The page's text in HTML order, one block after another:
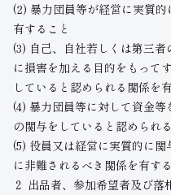
(2) 暴力団員等が経営に実質
有すること
(3) 自己、自社若しくは第三
に損害を加える目的をもって
していると認められる関係を
(4) 暴力団員等に対して資金
の関与をしていると認められ
(5) 役員又は経営に実質的に
に非難されるべき関係を有す
２ 出品者、参加希望者及び